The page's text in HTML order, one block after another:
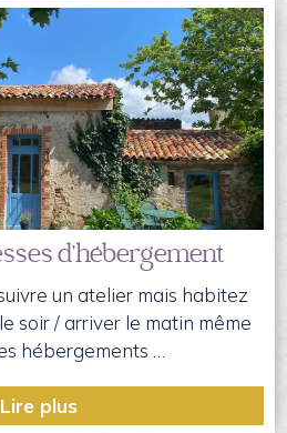
d’hébergement
un atelier mais habitez
soir / arriver le matin même
hébergements …
Lire plus